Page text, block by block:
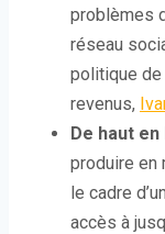
problèmes
réseau
politique
revenus,
De haut en
produire en
le cadre
accès à